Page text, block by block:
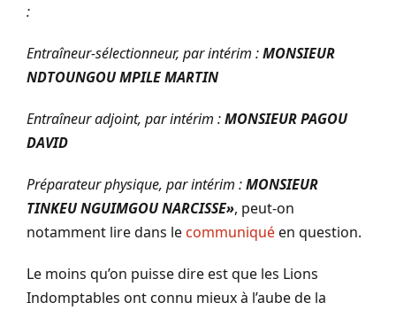
:
Entraîneur-sélectionneur, par intérim :MONSIEUR
NDTOUNGOU MPILE MARTIN
Entraîneur adjoint, par intérim :MONSIEUR PAGOU
DAVID
Préparateur physique, par intérim :MONSIEUR
TINKEU NGUIMGOU NARCISSE», peut-on
notamment lire dans lecommuniquéen question.
Le moins qu’on puisse dire est que les Lions
Indomptables ont connu mieux à l’aube de la